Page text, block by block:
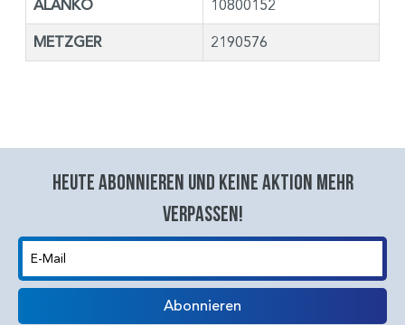
ALANKO 10800152
METZGER 2190576
Heute abonnieren und keine aktion mehr
verpassen!
E-Mail
Abonnieren